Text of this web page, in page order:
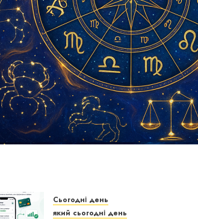
Сьогодні день
який сьогодні день